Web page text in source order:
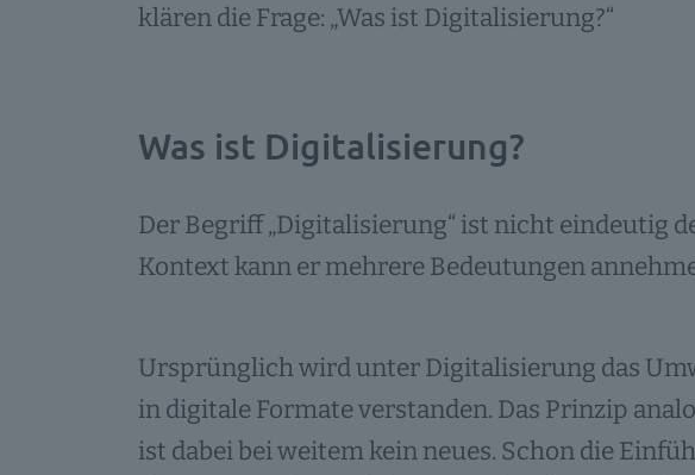
klären die Frage: „Was ist Digitalisierung?“
Was ist Digitalisierung?
Der Begriff „Digitalisierung“ ist nicht eindeutig
Kontext kann er mehrere Bedeutungen
Ursprünglich wird unter Digitalisierung das
in digitale Formate verstanden. Das Prinzip
ist dabei bei weitem kein neues. Schon die